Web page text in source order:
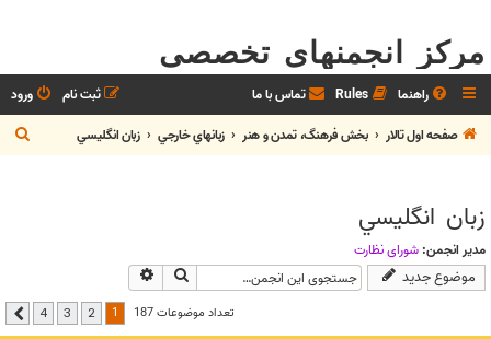
مرکز انجمنهای تخصصی
راهنما Rules تماس با ما ورود
ثبت نام
صفحه اول تالار
بخش فرهنگ، تمدن و هنر زبانهاي خارجي زبان انگليسي
ج
س
زبان انگليسي
مدیر انجمن: شوراي نظارت
موضوع جدید جستجو
تعداد موضوعات 187 2
3
4 بعدی